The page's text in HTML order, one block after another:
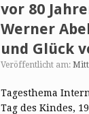
vor 80
Werner
und Glück
Veröffentlicht am:
Tagesthema
Tag des Kindes,